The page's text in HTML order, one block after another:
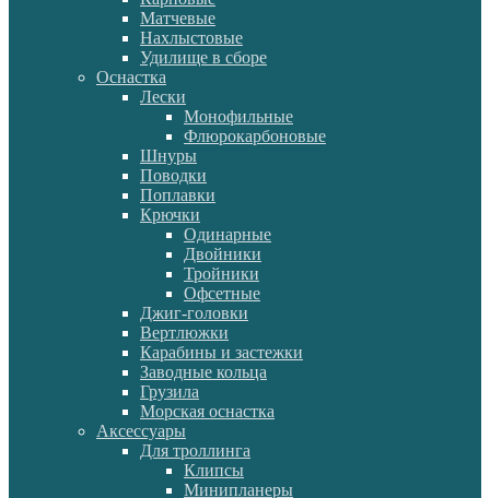
Матчевые
Нахлыстовые
Удилище в сборе
Оснастка
Лески
Монофильные
Флюрокарбоновые
Шнуры
Поводки
Поплавки
Крючки
Одинарные
Двойники
Тройники
Офсетные
Джиг-головки
Вертлюжки
Карабины и застежки
Заводные кольца
Грузила
Морская оснастка
Аксессуары
Для троллинга
Клипсы
Минипланеры